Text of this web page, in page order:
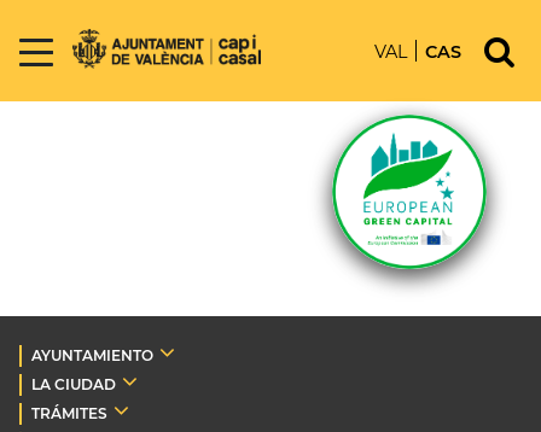
VAL CAS
AYUNTAMIENTO
LA CIUDAD
TRÁMITES